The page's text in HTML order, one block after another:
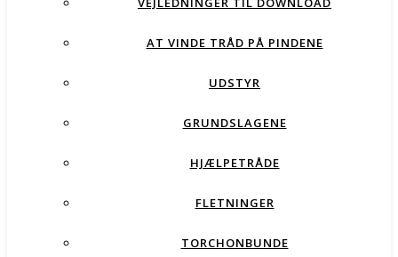
AT VINDE TRÅD PÅ PINDENE
UDSTYR
GRUNDSLAGENE
HJÆLPETRÅDE
FLETNINGER
TORCHONBUNDE